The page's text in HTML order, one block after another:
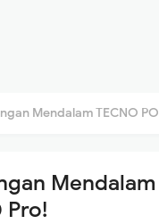
POVA 7 vs Realme Narzo 70 Pro!
Mendalam
Pro!